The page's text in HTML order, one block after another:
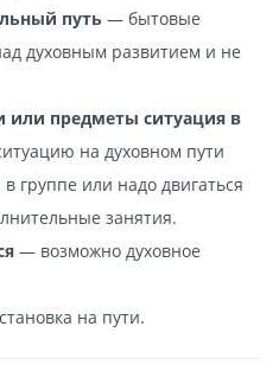
путь — бытовые
духовным развитием и не
предметы ситуация в
на духовном пути
группе или надо двигаться
занятия.
— возможно духовное
на пути.